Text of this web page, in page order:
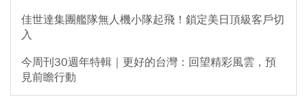
佳世達集團艦隊無人機小隊起飛！鎖定美日頂級客戶切
入
今周刊30週年特輯｜更好的台灣：回望精彩風雲，預
見前瞻行動